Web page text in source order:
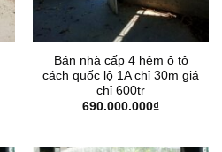
Bán nhà cấp 4 hẻm ô tô
cách quốc lộ 1A chỉ 30m giá
chỉ 600tr
690.000.000₫